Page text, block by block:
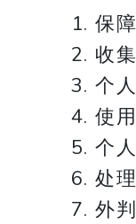
保
收
个
使
个
处
外